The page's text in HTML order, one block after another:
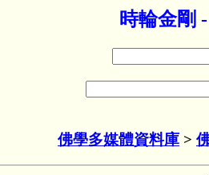
時輪金剛
佛學多媒體資料庫 >